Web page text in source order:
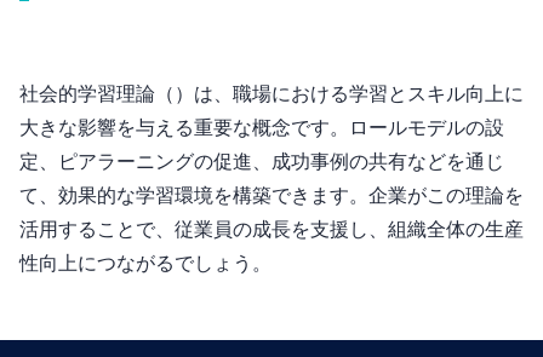
社会的学習理論（Social Learning Theory）は、職場における学習とスキル向上に
大きな影響を与える重要な概念です。ロールモデルの設
定、ピアラーニングの促進、成功事例の共有などを通じ
て、効果的な学習環境を構築できます。企業がこの理論を
活用することで、従業員の成長を支援し、組織全体の生産
性向上につながるでしょう。